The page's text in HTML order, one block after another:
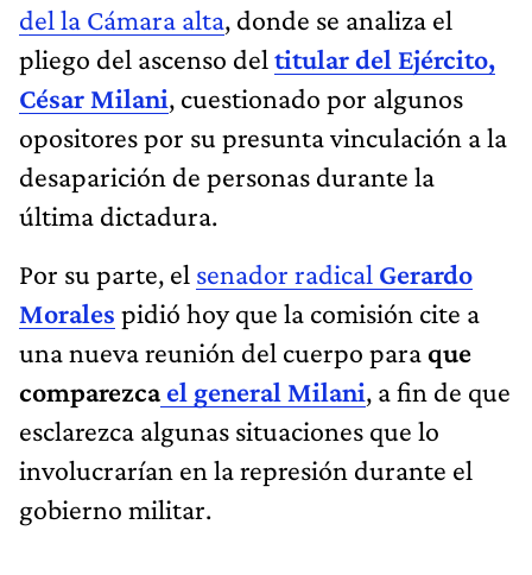
del la Cámara alta, donde se analiza el
pliego del ascenso del titular del Ejército,
César Milani, cuestionado por algunos
opositores por su presunta vinculación a la
desaparición de personas durante la
última dictadura.
Por su parte, el senador radical Gerardo
Morales pidió hoy que la comisión cite a
una nueva reunión del cuerpo para que
comparezcael general Milani, a fin de que
esclarezca algunas situaciones que lo
involucrarían en la represión durante el
gobierno militar.